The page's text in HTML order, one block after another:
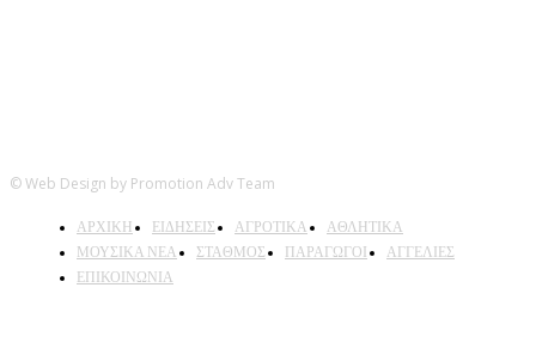
© Web Design by Promotion Adv Team
ΑΡΧΙΚΗ ΕΙΔΗΣΕΙΣ ΑΓΡΟΤΙΚΑ
ΑΘΛΗΤΙΚΑ
ΜΟΥΣΙΚΑ ΝΕΑ
ΣΤΑΘΜΟΣ ΠΑΡΑΓΩΓΟΙ
ΑΓΓΕΛΙΕΣ
ΕΠΙΚΟΙΝΩΝΙΑ